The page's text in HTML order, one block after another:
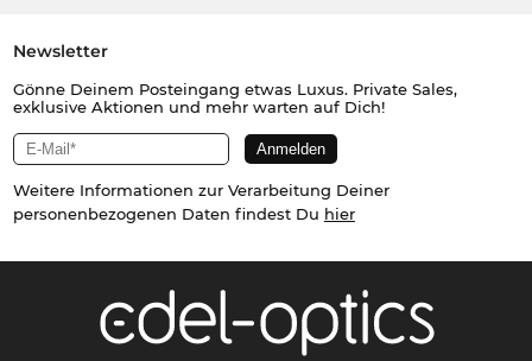
Newsletter
Gönne Deinem Posteingang etwas Luxus. Private Sales,
exklusive Aktionen und mehr warten auf Dich!
Weitere Informationen zur Verarbeitung Deiner
personenbezogenen Daten findest Du hier